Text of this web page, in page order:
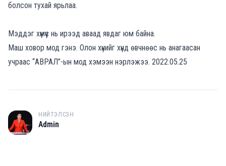
болсон тухай ярьлаа.
Мэддэг хүмүүс нь ирээд аваад явдаг юм байна.
Маш ховор мод гэнэ. Олон хүнийг хүнд өвчнөөс нь анагаасан
учраас “АВРАЛ”-ын мод хэмээн нэрлэжээ. 2022.05.25
A
НИЙТЭЛСЭН
Admin